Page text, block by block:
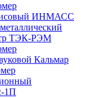
ИНМАСС
ТЭК-РЭМ
Кальмар
1П